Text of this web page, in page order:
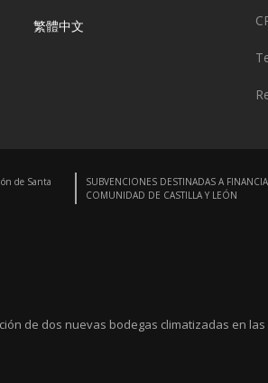
繁體中文
de Santa
SUBVENCIONES DESTINADAS A
COMUNIDAD DE CASTILLA Y LEÓN
de dos nuevas bodegas climatizadas en